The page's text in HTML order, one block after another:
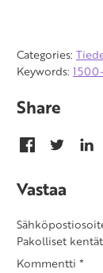
Categories:
Keywords:
Share
Vastaa
Pakolliset
Kommentti *